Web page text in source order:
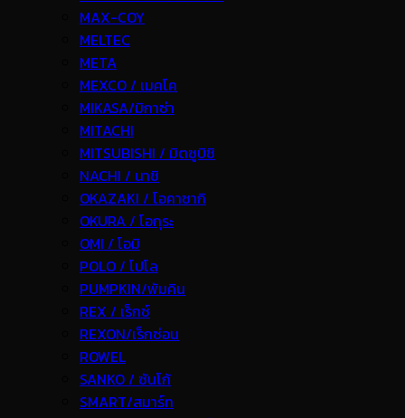
MAX-COY
MELTEC
META
MEXCO / เมคโค
MIKASA/มิกาซ่า
MITACHI
MITSUBISHI / มิตซูบิชิ
NACHI / นาชิ
OKAZAKI / โอคาซากิ
OKURA / โอกุระ
OMI / โอมิ
POLO / โปโล
PUMPKIN/พัมคิน
REX / เร็กช์
REXON/เร็กซ่อน
ROWEL
SANKO / ซันโก้
SMART/สมาร์ท